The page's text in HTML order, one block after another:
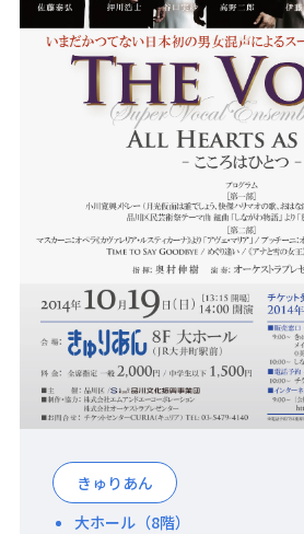
きゅりあん
大ホール（8階）